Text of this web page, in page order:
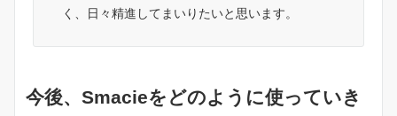
く、日々精進してまいりたいと思います。
今後、Smacieをどのように使っていき